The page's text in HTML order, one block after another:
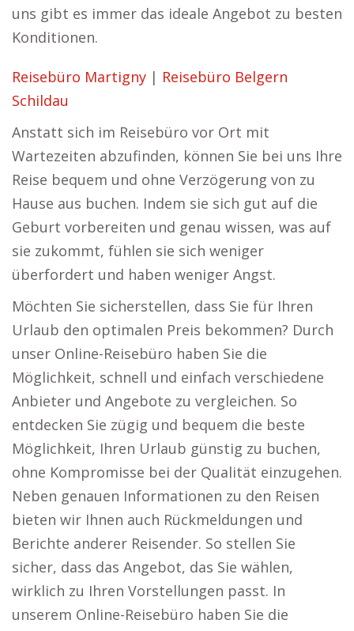
uns gibt es immer das ideale Angebot zu besten
Konditionen.
Reisebüro Martigny | Reisebüro Belgern
Schildau
Anstatt sich im Reisebüro vor Ort mit
Wartezeiten abzufinden, können Sie bei uns Ihre
Reise bequem und ohne Verzögerung von zu
Hause aus buchen. Indem sie sich gut auf die
Geburt vorbereiten und genau wissen, was auf
sie zukommt, fühlen sie sich weniger
überfordert und haben weniger Angst.
Möchten Sie sicherstellen, dass Sie für Ihren
Urlaub den optimalen Preis bekommen? Durch
unser Online-Reisebüro haben Sie die
Möglichkeit, schnell und einfach verschiedene
Anbieter und Angebote zu vergleichen. So
entdecken Sie zügig und bequem die beste
Möglichkeit, Ihren Urlaub günstig zu buchen,
ohne Kompromisse bei der Qualität einzugehen.
Neben genauen Informationen zu den Reisen
bieten wir Ihnen auch Rückmeldungen und
Berichte anderer Reisender. So stellen Sie
sicher, dass das Angebot, das Sie wählen,
wirklich zu Ihren Vorstellungen passt. In
unserem Online-Reisebüro haben Sie die